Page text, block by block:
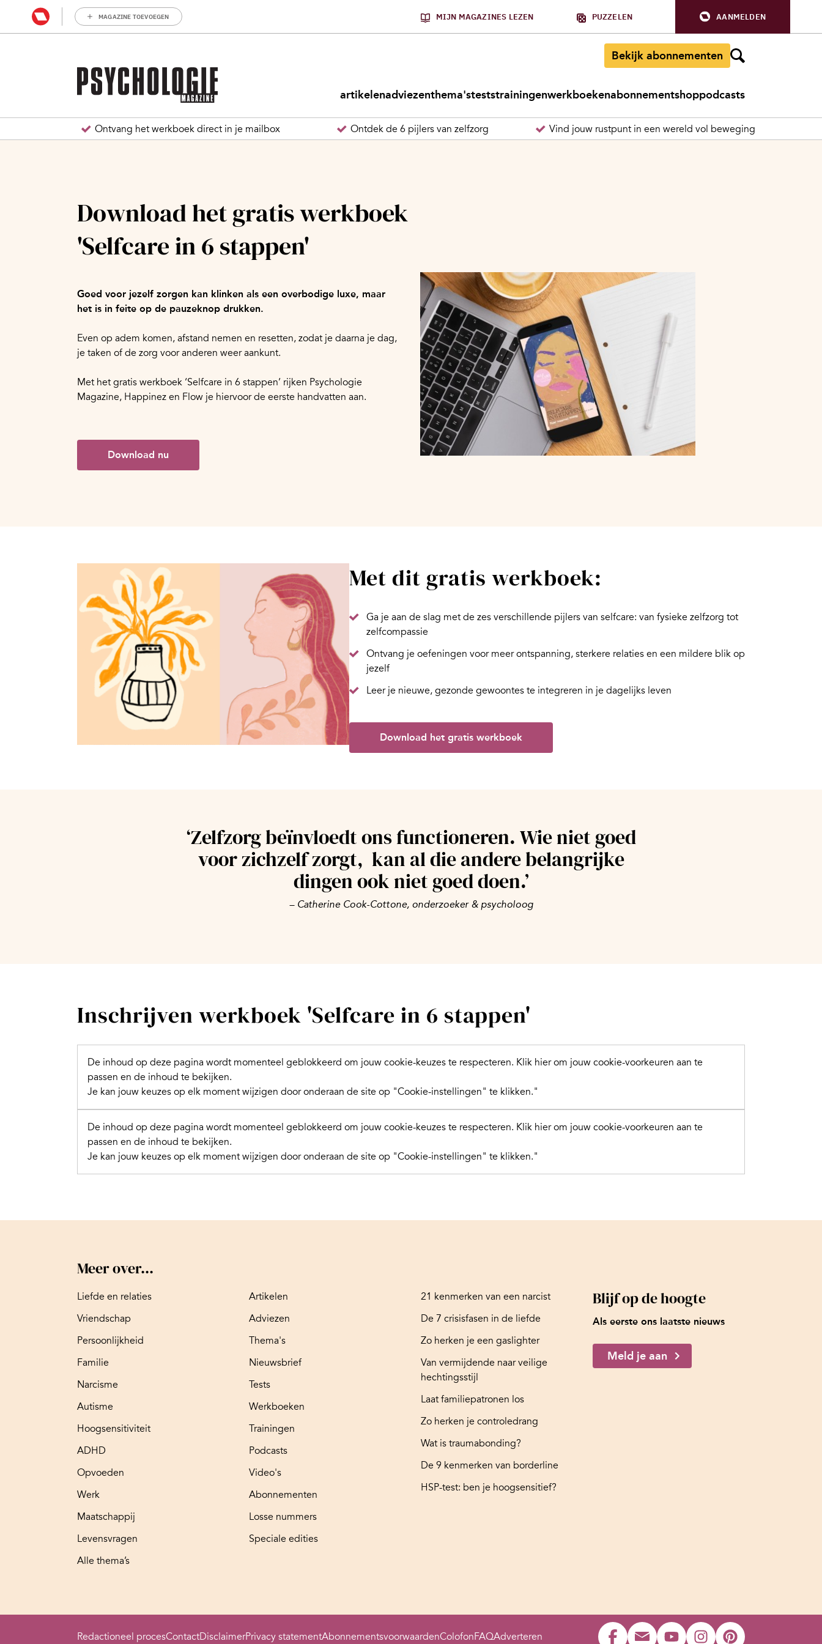
MAGAZINE TOEVOEGEN MIJN MAGAZINES LEZEN PUZZELEN AANMELDEN
Bekijk abonnementen
artikelenadviezenthema'steststrainingenwerkboekenabonnementshoppodcasts
Ontvang het werkboek direct in je mailbox Ontdek de 6 pijlers van zelfzorg Vind jouw rustpunt in een wereld vol beweging
Download het gratis werkboek
'Selfcare in 6 stappen'
Goed voor jezelf zorgen kan klinken als een overbodige luxe, maar
het is in feite op de pauzeknop drukken.
Even op adem komen, afstand nemen en resetten, zodat je daarna je dag,
je taken of de zorg voor anderen weer aankunt.
Met het gratis werkboek ‘Selfcare in 6 stappen’ rijken Psychologie
Magazine, Happinez en Flow je hiervoor de eerste handvatten aan.
Download nu
Met dit gratis werkboek:
Ga je aan de slag met de zes verschillende pijlers van selfcare: van fysieke zelfzorg tot
zelfcompassie
Ontvang je oefeningen voor meer ontspanning, sterkere relaties en een mildere blik op
jezelf
Leer je nieuwe, gezonde gewoontes te integreren in je dagelijks leven
Download het gratis werkboek
‘Zelfzorg beïnvloedt ons functioneren. Wie niet goed
voor zichzelf zorgt, kan al die andere belangrijke
dingen ook niet goed doen.’
– Catherine Cook-Cottone, onderzoeker & psycholoog
Inschrijven werkboek 'Selfcare in 6 stappen'
De inhoud op deze pagina wordt momenteel geblokkeerd om jouw cookie-keuzes te respecteren. Klik hier om jouw cookie-voorkeuren aan te
passen en de inhoud te bekijken.
Je kan jouw keuzes op elk moment wijzigen door onderaan de site op "Cookie-instellingen" te klikken."
De inhoud op deze pagina wordt momenteel geblokkeerd om jouw cookie-keuzes te respecteren. Klik hier om jouw cookie-voorkeuren aan te
passen en de inhoud te bekijken.
Je kan jouw keuzes op elk moment wijzigen door onderaan de site op "Cookie-instellingen" te klikken."
Meer over...
Liefde en relaties
Vriendschap
Persoonlijkheid
Familie
Narcisme
Autisme
Hoogsensitiviteit
ADHD
Opvoeden
Werk
Maatschappij
Levensvragen
Alle thema’s
Artikelen
Adviezen
Thema's
Nieuwsbrief
Tests
Werkboeken
Trainingen
Podcasts
Video's
Abonnementen
Losse nummers
Speciale edities
21 kenmerken van een narcist
De 7 crisisfasen in de liefde
Zo herken je een gaslighter
Van vermijdende naar veilige
hechtingsstijl
Laat familiepatronen los
Zo herken je controledrang
Wat is traumabonding?
De 9 kenmerken van borderline
HSP-test: ben je hoogsensitief?
Blijf op de hoogte
Als eerste ons laatste nieuws
Meld je aan
Redactioneel procesContactDisclaimerPrivacy statementAbonnementsvoorwaardenColofonFAQAdverteren